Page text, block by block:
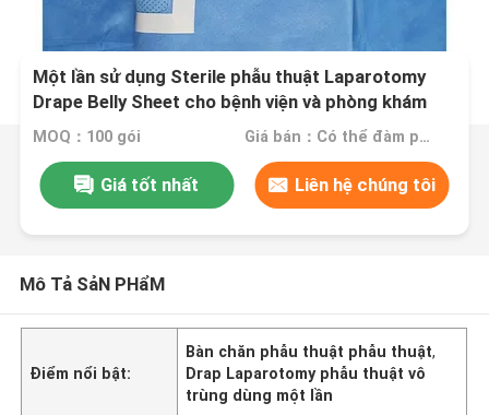
Một lần sử dụng Sterile phẫu thuật Laparotomy
Drape Belly Sheet cho bệnh viện và phòng khám
MOQ：100 gói Giá bán：Có thể đàm phán
Giá tốt nhất Liên hệ chúng tôi
Mô Tả SảN PHẩM
Điểm nổi bật:
Bàn chăn phẫu thuật phẫu thuật,
Drap Laparotomy phẫu thuật vô
trùng dùng một lần